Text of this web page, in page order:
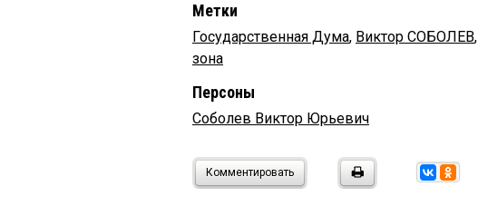
Метки
Государственная Дума, Виктор СОБОЛЕВ,
зона
Персоны
Соболев Виктор Юрьевич
Комментировать